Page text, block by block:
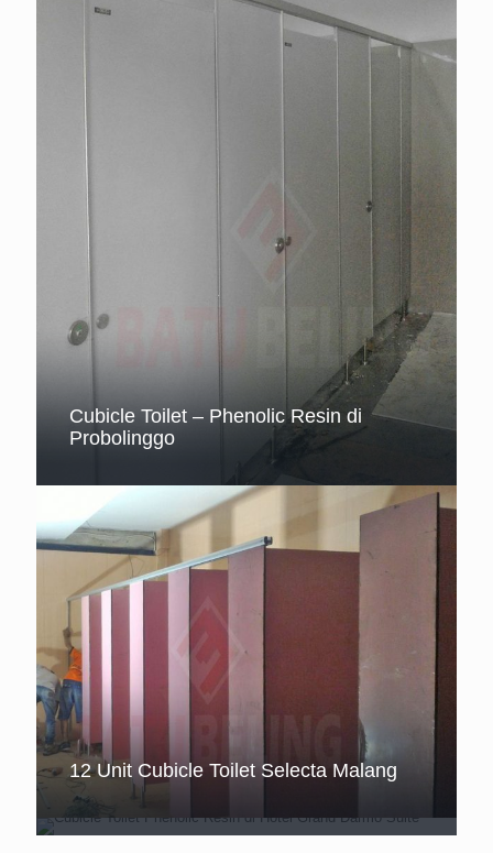
Cubicle Toilet – Phenolic Resin di
Probolinggo
12 Unit Cubicle Toilet Selecta Malang
Cubicle Toilet Phenolic Resin di Hotel
Grand Darmo Suite